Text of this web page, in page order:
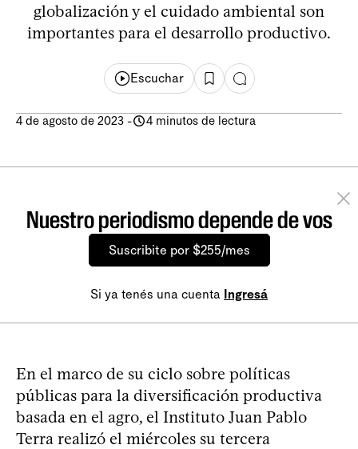
globalización y el cuidado ambiental son
importantes para el desarrollo productivo.
Escuchar
4 de agosto de 2023 - 4 minutos de lectura
Nuestro periodismo depende de vos
Suscribite por $255/mes
Si ya tenés una cuenta Ingresá
En el marco de su ciclo sobre políticas
públicas para la diversificación productiva
basada en el agro, el Instituto Juan Pablo
Terra realizó el miércoles su tercera